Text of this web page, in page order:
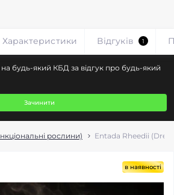
будь-який КБД за відгук про будь-який
Зачинити
рослини) Entada Rheedii
Характеристики Відгуків 1
в наявності